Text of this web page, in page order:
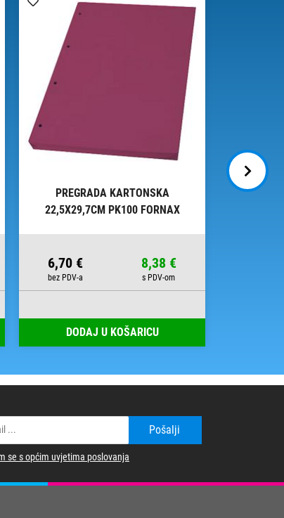
PREGRADA KARTONSKA
22,5X29,7CM PK100 FORNAX
6,70 € 8,38 €
DODAJ U KOŠARICU
Pošalji
se s općim uvjetima poslovanja